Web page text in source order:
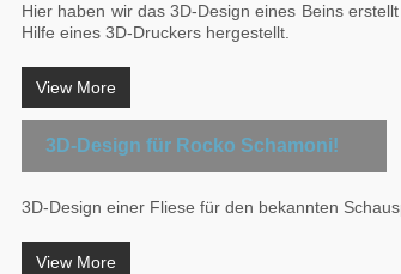
Hier haben wir das 3D-Design eines Beins
Hilfe eines 3D-Druckers hergestellt.
View More
3D-Design für Rocko Schamoni!
3D-Design einer Fliese für den bekannten
View More